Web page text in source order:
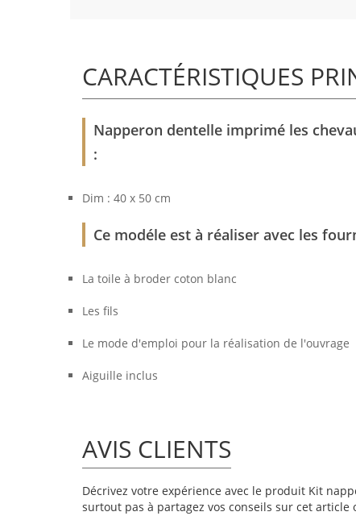
CARACTÉRISTIQUES
Napperon dentelle imprimé les
:
Dim : 40 x 50 cm
Ce modéle est à réaliser avec les
La toile à broder coton blanc
Les fils
Le mode d'emploi pour la réalisation de l'ouvrage
Aiguille inclus
AVIS CLIENTS
Décrivez votre expérience avec le produit Kit
surtout pas à partagez vos conseils sur cet